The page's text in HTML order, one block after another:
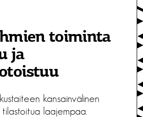
toiminta
ja
kansainvälinen
laajempaa.